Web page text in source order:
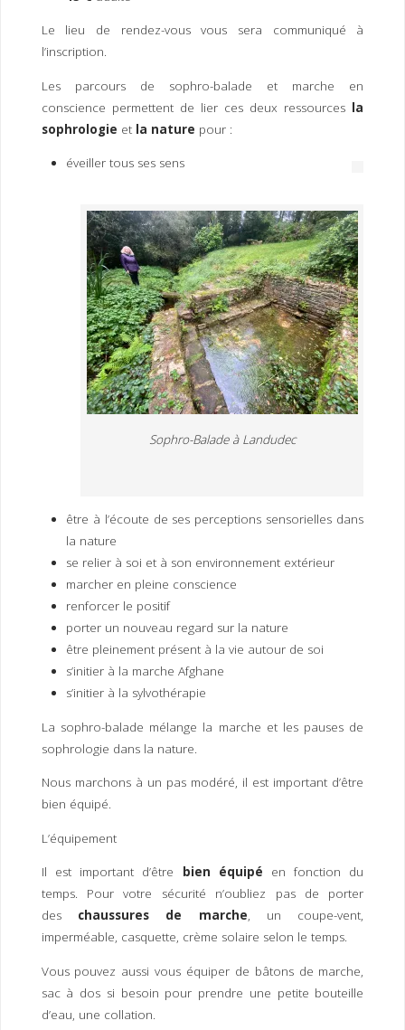
ER
Le lieu de rendez-vous vous sera communiqué à
l’inscription.
Les parcours de sophro-balade et marche en
conscience permettent de lier ces deux ressources la
sophrologie et la nature pour :
éveiller tous ses sens
Sophro-Balade à Landudec
être à l’écoute de ses perceptions sensorielles dans
la nature
se relier à soi et à son environnement extérieur
marcher en pleine conscience
renforcer le positif
porter un nouveau regard sur la nature
être pleinement présent à la vie autour de soi
s’initier à la marche Afghane
s’initier à la sylvothérapie
La sophro-balade mélange la marche et les pauses de
sophrologie dans la nature.
Nous marchons à un pas modéré, il est important d’être
bien équipé.
L’équipement
Il est important d’être bien équipé en fonction du
temps. Pour votre sécurité n’oubliez pas de porter
des chaussures de marche, un coupe-vent,
imperméable, casquette, crème solaire selon le temps.
Vous pouvez aussi vous équiper de bâtons de marche,
sac à dos si besoin pour prendre une petite bouteille
d’eau, une collation.